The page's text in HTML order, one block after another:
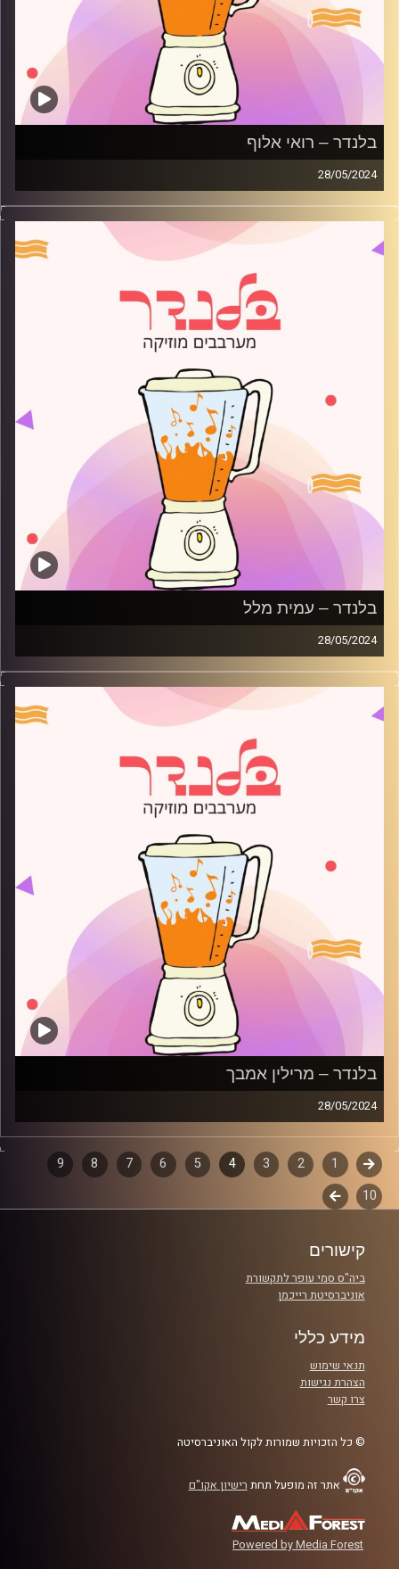
בלנדר – רואי אלוף
28/05/2024
מוזיקה קצבית חדשה עם רואי אלוף
קרדיט תמונות:
AudioVersity
בלנדר – עמית מלל
28/05/2024
מוזיקה קצבית חדשה עם עמית מלל
קרדיט תמונות:
AudioVersity
בלנדר – מרילין אמבך
28/05/2024
מוזיקה קצבית חדשה עם מרילין אמבך
קרדיט תמונות:AudioVersity
דפדוף
פרקים
קודם 1
2
3
4
5
6
7
8
9
10
לשלב
קישורים
ביה"ס סמי עופר לתקשורת
אוניברסיטת רייכמן
מידע כללי
תנאי שימוש
הצהרת נגישות
צרו קשר
© כל הזכויות שמורות לקול האוניברסיטה
אתר זה מופעל תחת רישיון אקו"ם
Powered by Media Forest